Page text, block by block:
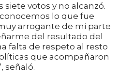
siete votos y no alcanzó.
lo que fue
arrogante de mi parte
del resultado del
falta de respeto al resto
que acompañaron
señaló.